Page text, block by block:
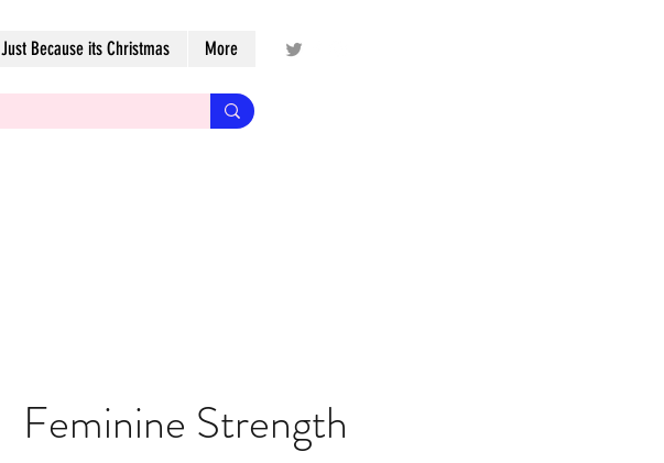
Just Because its Christmas More
Feminine Strength